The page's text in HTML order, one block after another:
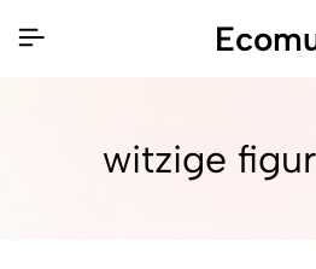
witzige